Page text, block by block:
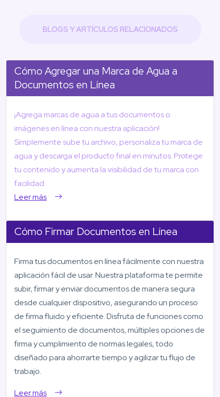
BLOGS Y ARTÍCULOS RELACIONADOS
Cómo Agregar una Marca de Agua a
Documentos en Línea
¡Agrega marcas de agua a tus documentos o
imágenes en línea con nuestra aplicación!
Simplemente sube tu archivo, personaliza tu marca de
agua y descarga el producto final en minutos. Protege
tu contenido y aumenta la visibilidad de tu marca con
facilidad.
Leer más
Cómo Firmar Documentos en Línea
Firma tus documentos en línea fácilmente con nuestra
aplicación fácil de usar. Nuestra plataforma te permite
subir, firmar y enviar documentos de manera segura
desde cualquier dispositivo, asegurando un proceso
de firma fluido y eficiente. Disfruta de funciones como
el seguimiento de documentos, múltiples opciones de
firma y cumplimiento de normas legales, todo
diseñado para ahorrarte tiempo y agilizar tu flujo de
trabajo.
Leer más